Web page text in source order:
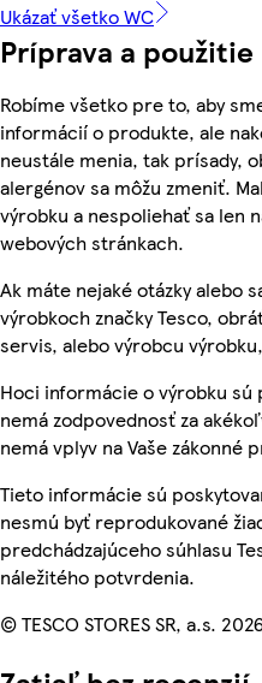
Ukázať všetko WC
Príprava a použitie
Robíme všetko pre to, aby
informácií o produkte, ale
neustále menia, tak prísady,
alergénov sa môžu zmeniť.
výrobku a nespoliehať sa len
webových stránkach.
Ak máte nejaké otázky alebo
výrobkoch značky Tesco,
servis, alebo výrobcu
Hoci informácie o výrobku sú
nemá zodpovednosť za
nemá vplyv na Vaše zákonné
Tieto informácie sú
nesmú byť reprodukované
predchádzajúceho súhlasu
náležitého potvrdenia.
© TESCO STORES SR, a.s.